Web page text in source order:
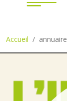
Accueil